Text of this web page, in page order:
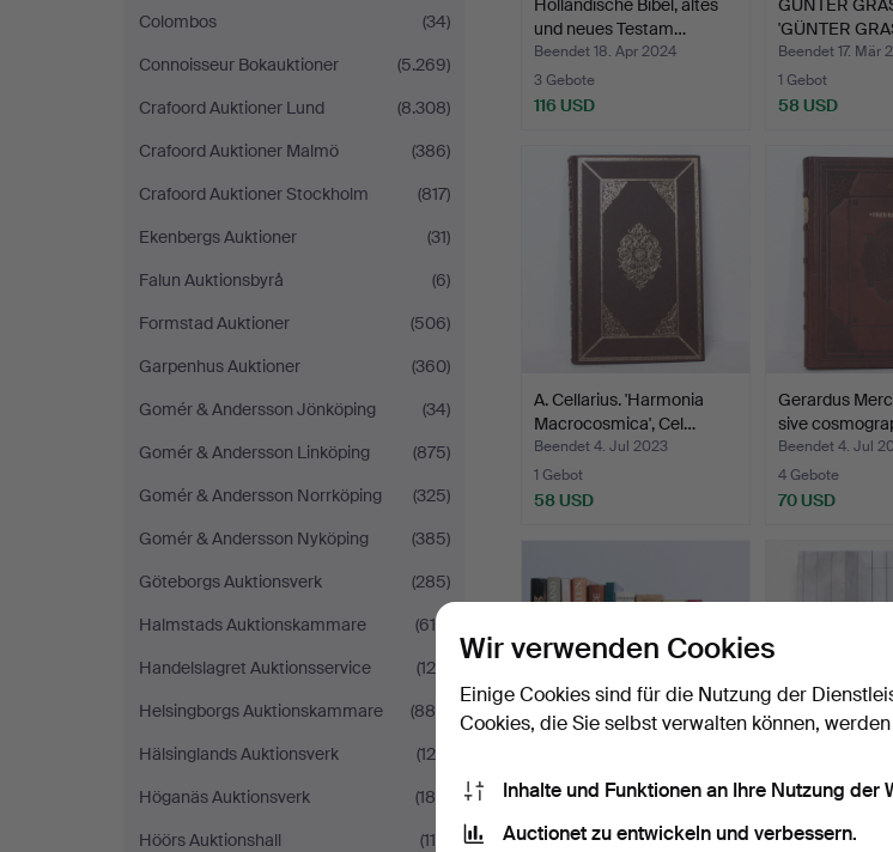
Colombos
(34)
Connoisseur Bokauktioner
(5.269)
Crafoord Auktioner Lund
(8.308)
Crafoord Auktioner Malmö
(386)
Crafoord Auktioner Stockholm
(817)
Ekenbergs Auktioner
(31)
Falun Auktionsbyrå
(6)
Formstad Auktioner
(506)
Garpenhus Auktioner
(360)
Gomér & Andersson Jönköping
(34)
Gomér & Andersson Linköping
(875)
Gomér & Andersson Norrköping
(325)
Gomér & Andersson Nyköping
(385)
Göteborgs Auktionsverk
(285)
Halmstads Auktionskammare
(619)
Handelslagret Auktionsservice
(120)
Helsingborgs Auktionskammare
(889)
Hälsinglands Auktionsverk
(120)
Höganäs Auktionsverk
(180)
Höörs Auktionshall
(114)
und neues Testam…
Beendet 18. Apr 2024
3 Gebote
116 USD
'GÜNTER
'Der S…
Beendet 17. Mär
1 Gebot
58 USD
A. Cellarius. 'Harmonia
Macrocosmica', Cel…
Beendet 4. Jul 2023
1 Gebot
58 USD
Gerardus
sive
Beendet 4. Jul
4 Gebote
70 USD
Konvolut Bücher 'Länder
Beendet 7. Jun 2023
JÜRGEN
Beendet 17. Mai
Wir verwenden Cookies
Einige Cookies sind für die Nutzung der
Cookies, die Sie selbst verwalten können,
Inhalte und Funktionen an Ihre Nutzung der
Auctionet zu entwickeln und verbessern.